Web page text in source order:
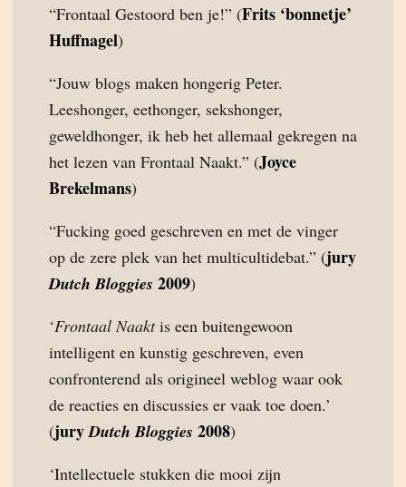
“Frontaal Gestoord ben je!” (Frits ‘bonnetje’
Huffnagel)
“Jouw blogs maken hongerig Peter.
Leeshonger, eethonger, sekshonger,
geweldhonger, ik heb het allemaal gekregen na
het lezen van Frontaal Naakt.” (Joyce
Brekelmans)
“Fucking goed geschreven en met de vinger
op de zere plek van het multicultidebat.” (jury
Dutch Bloggies 2009)
‘Frontaal Naaktis een buitengewoon
intelligent en kunstig geschreven, even
confronterend als origineel weblog waar ook
de reacties en discussies er vaak toe doen.’
(juryDutch Bloggies 2008)
‘Intellectuele stukken die mooi zijn